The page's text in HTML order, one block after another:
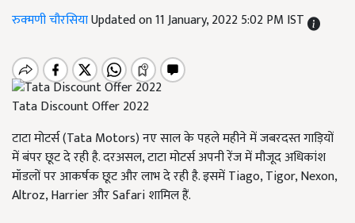
रुक्मणी चौरसियाUpdated on 11 January, 2022 5:02 PM IST
Tata Discount Offer 2022
टाटा मोटर्स (Tata Motors) नए साल के पहले महीने में जबरदस्त गाड़ियों
में बंपर छूट दे रही है. दरअसल, टाटा मोटर्स अपनी रेंज में मौजूद अधिकांश
मॉडलों पर आकर्षक छूट और लाभ दे रही है. इसमें Tiago, Tigor, Nexon,
Altroz, Harrier और Safari शामिल हैं.